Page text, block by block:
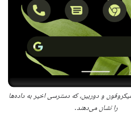
و دوربین، که دسترسی اخیر به داده‌ها
را نشان می‌دهند.